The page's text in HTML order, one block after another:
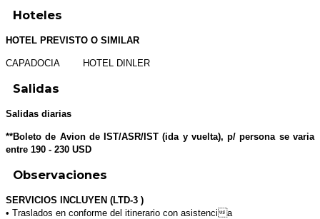
Hoteles
HOTEL PREVISTO O SIMILAR
CAPADOCIA HOTEL DINLER
Salidas
Salidas diarias
**Boleto de Avion de IST/ASR/IST (ida y vuelta), p/ persona se varia
entre 190 - 230 USD
Observaciones
SERVICIOS INCLUYEN (LTD-3 )
• Traslados en conforme del itinerario con asistencia